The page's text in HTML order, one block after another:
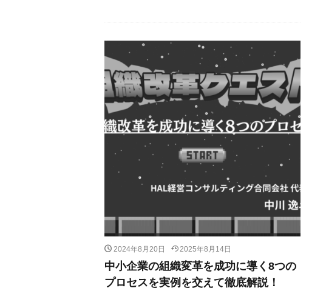
2024年8月20日 2025年8月14日
中小企業の組織変革を成功に導く8つの
プロセスを実例を交えて徹底解説！